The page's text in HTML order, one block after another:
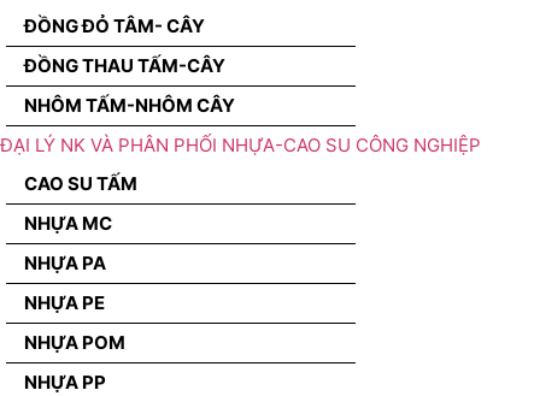
ĐỒNG ĐỎ TÂM- CÂY
ĐỒNG THAU TẤM-CÂY
NHÔM TẤM-NHÔM CÂY
ĐẠI LÝ NK VÀ PHÂN PHỐI NHỰA-CAO SU CÔNG NGHIỆP
CAO SU TẤM
NHỰA MC
NHỰA PA
NHỰA PE
NHỰA POM
NHỰA PP